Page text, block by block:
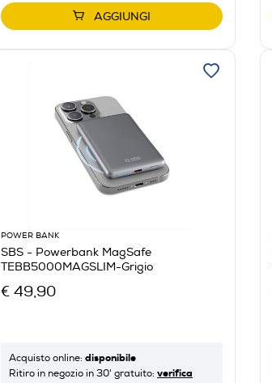
AGGIUNGI
POWER BANK
SBS - Powerbank MagSafe
TEBB5000MAGSLIM-Grigio
€ 49,90
Acquisto online: disponibile
Ritiro in negozio in 30' gratuito: verifica